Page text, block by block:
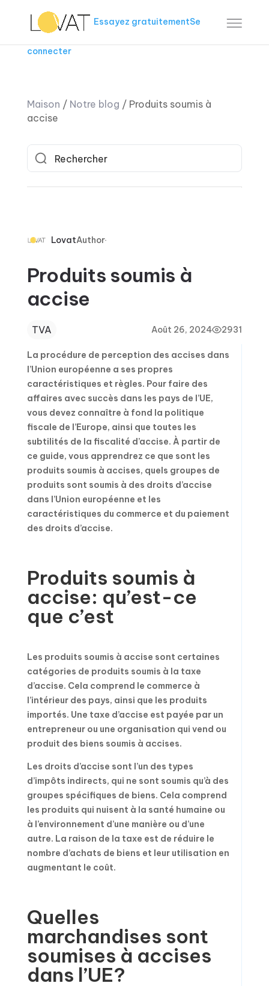
Essayez gratuitementSe
connecter
Maison / Notre blog / Produits soumis à
accise
LovatAuthor
Produits soumis à
accise
TVA Août 26, 2024 2931
La procédure de perception des accises dans
l’Union européenne a ses propres
caractéristiques et règles. Pour faire des
affaires avec succès dans les pays de l’UE,
vous devez connaître à fond la politique
fiscale de l’Europe, ainsi que toutes les
subtilités de la fiscalité d’accise. À partir de
ce guide, vous apprendrez ce que sont les
produits soumis à accises, quels groupes de
produits sont soumis à des droits d’accise
dans l’Union européenne et les
caractéristiques du commerce et du paiement
des droits d’accise.
Produits soumis à
accise: qu’est-ce
que c’est
Les produits soumis à accise sont certaines
catégories de produits soumis à la taxe
d’accise. Cela comprend le commerce à
l’intérieur des pays, ainsi que les produits
importés. Une taxe d’accise est payée par un
entrepreneur ou une organisation qui vend ou
produit des biens soumis à accises.
Les droits d’accise sont l’un des types
d’impôts indirects, qui ne sont soumis qu’à des
groupes spécifiques de biens. Cela comprend
les produits qui nuisent à la santé humaine ou
à l’environnement d’une manière ou d’une
autre. La raison de la taxe est de réduire le
nombre d’achats de biens et leur utilisation en
augmentant le coût.
Quelles
marchandises sont
soumises à accises
dans l’UE?